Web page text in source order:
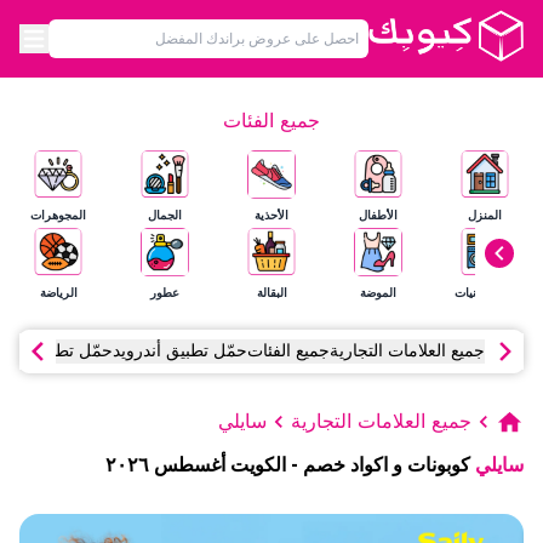
جميع الفئات
المنزل
الإلكترونيات
الأطفال
الموضة
الأحذية
البقالة
الجمال
عطور
المجوهرات
الرياضة
جميع العلامات التجاريةجميع الفئاتحمّل تطبيق أندرويدحمّل تطبيق آي
جميع العلامات التجارية سايلي
سايلي كوبونات و اكواد خصم - الكويت أغسطس ٢٠٢٦